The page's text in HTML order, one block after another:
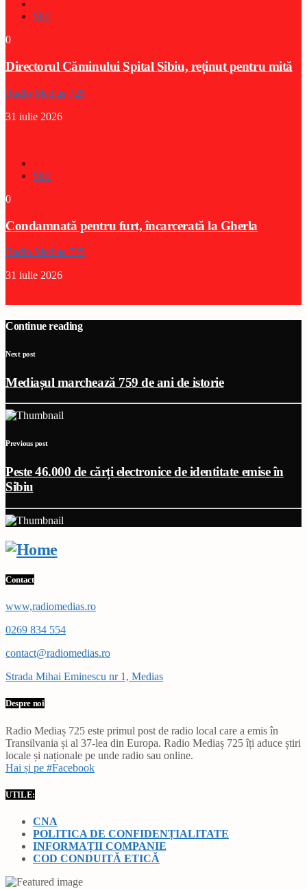
Stiri
0
Directorul Căminului Spital Sibiu, reținut pentru mită
Radio Medias 725
31 iulie 2026
Stiri
0
Condamnată pentru furt, încarcerată la Gherla
Radio Medias 725
31 iulie 2026
Continue reading
Next post
Mediașul marchează 759 de ani de istorie
Previous post
Peste 46.000 de cărți electronice de identitate emise în
Sibiu
Contact
www,radiomedias.ro
0269 834 554
contact@radiomedias.ro
Strada Mihai Eminescu nr 1, Medias
Despre noi
Radio Mediaș 725 este primul post de radio local care a emis în
Transilvania și al 37-lea din Europa. Radio Mediaș 725 îți aduce știri
locale și naționale pe unde radio sau online.
Hai și pe #Facebook
UTILE:
CNA
POLITICA DE CONFIDENȚIALITATE
INFORMAȚII COMPANIE
COD CONDUITĂ ETICĂ